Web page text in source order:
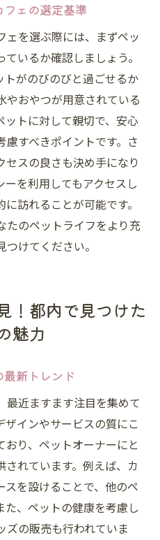
ェの選定基準
を選ぶ際には、まずペッ
いるか確認しましょう。
トがのびのびと過ごせるか
やおやつが用意されている
ットに対して親切で、安心
慮すべきポイントです。さ
セスの良さも決め手になり
を利用してもアクセスし
訪れることが可能です。
たのペットライフをより充
けてください。
！都内で見つけた
魅力
新トレンド
最近ますます注目を集めて
ザインやサービスの質にこ
り、ペットオーナーにと
れています。例えば、カ
スを設けることで、他のペ
た、ペットの健康を考慮し
ズの販売も行われていま